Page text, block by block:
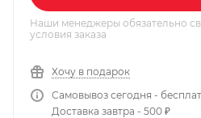
Наши менеджеры обязательно
условия заказа
Хочу в подарок
Самовывоз сегодня -
Доставка завтра - 500 ₽